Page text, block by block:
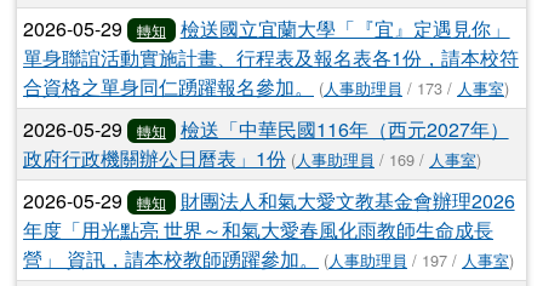
2026-05-29 轉知
檢送國立宜蘭大學「『宜』定遇見你」
單身聯誼活動實施計畫、行程表及報名表各1份，請本校符
合資格之單身同仁踴躍報名參加。
(人事助理員 / 173 / 人事室)
2026-05-29 轉知
檢送「中華民國116年（西元2027年）
政府行政機關辦公日曆表」1份 (人事助理員 / 169 / 人事室)
2026-05-29 轉知
財團法人和氣大愛文教基金會辦理2026
年度「用光點亮 世界～和氣大愛春風化雨教師生命成長
營」 資訊，請本校教師踴躍參加。
(人事助理員 / 197 / 人事室)